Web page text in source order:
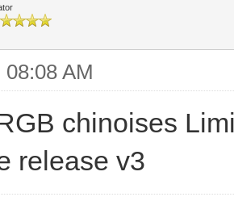
AM
chinoises
release v3